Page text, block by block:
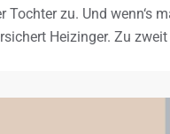
Tochter zu. Und wenn‘s
Heizinger. Zu